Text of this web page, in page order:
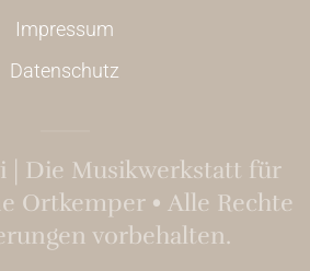
Impressum
Datenschutz
| Die Musikwerkstatt für
Ortkemper • Alle Rechte
vorbehalten.